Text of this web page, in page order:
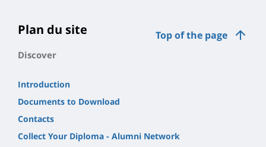
Top of the page
Plan du site
Discover
Introduction
Documents to Download
Contacts
Collect Your Diploma - Alumni Network